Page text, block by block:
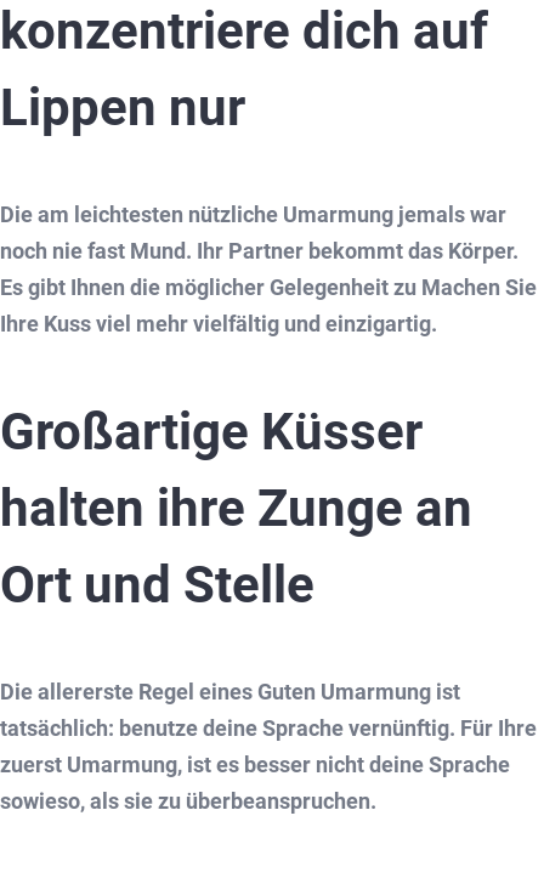
konzentriere dich auf
Lippen nur
Die am leichtesten nützliche Umarmung jemals war
noch nie fast Mund. Ihr Partner bekommt das Körper.
Es gibt Ihnen die möglicher Gelegenheit zu Machen Sie
Ihre Kuss viel mehr vielfältig und einzigartig.
Großartige Küsser
halten ihre Zunge an
Ort und Stelle
Die allererste Regel eines Guten Umarmung ist
tatsächlich: benutze deine Sprache vernünftig. Für Ihre
zuerst Umarmung, ist es besser nicht deine Sprache
sowieso, als sie zu überbeanspruchen.